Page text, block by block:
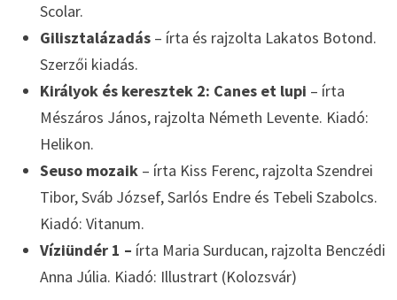
Scolar.
Gilisztalázadás– írta és rajzolta Lakatos Botond.
Szerzői kiadás.
Királyok és keresztek 2: Canes et lupi – írta
Mészáros János, rajzolta Németh Levente. Kiadó:
Helikon.
Seuso mozaik– írta Kiss Ferenc, rajzolta Szendrei
Tibor, Sváb József, Sarlós Endre és Tebeli Szabolcs.
Kiadó: Vitanum.
Víziündér 1 – írta Maria Surducan, rajzolta Benczédi
Anna Júlia. Kiadó: Illustrart (Kolozsvár)